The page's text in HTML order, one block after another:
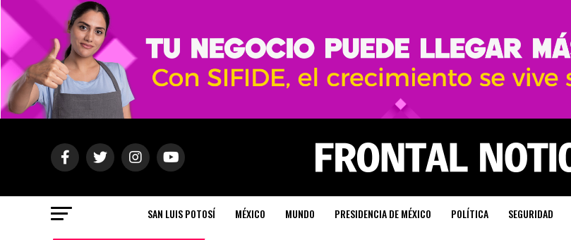
SAN LUIS POTOSÍ MÉXICO MUNDO PRESIDENCIA DE MÉXICO POLÍTICA SEGURIDAD